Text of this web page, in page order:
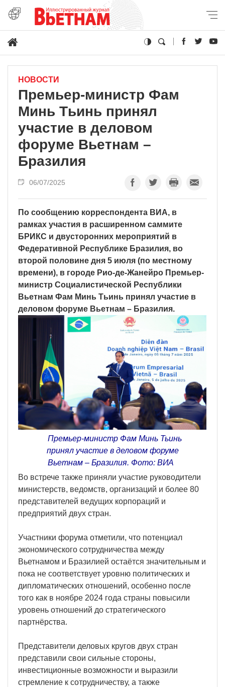
НОВОСТИ
Премьер-министр Фам
Минь Тьинь принял
участие в деловом
форуме Вьетнам –
Бразилия
06/07/2025
По сообщению корреспондента ВИА, в
рамках участия в расширенном саммите
БРИКС и двусторонних мероприятий в
Федеративной Республике Бразилия, во
второй половине дня 5 июля (по местному
времени), в городе Рио-де-Жанейро Премьер-
министр Социалистической Республики
Вьетнам Фам Минь Тьинь принял участие в
деловом форуме Вьетнам – Бразилия.
Премьер-министр Фам Минь Тьинь
принял участие в деловом форуме
Вьетнам – Бразилия. Фото: ВИА
Во встрече также приняли участие руководители
министерств, ведомств, организаций и более 80
представителей ведущих корпораций и
предприятий двух стран.
Участники форума отметили, что потенциал
экономического сотрудничества между
Вьетнамом и Бразилией остаётся значительным и
пока не соответствует уровню политических и
дипломатических отношений, особенно после
того как в ноябре 2024 года страны повысили
уровень отношений до стратегического
партнёрства.
Представители деловых кругов двух стран
представили свои сильные стороны,
инвестиционные возможности и выразили
стремление к сотрудничеству, а также